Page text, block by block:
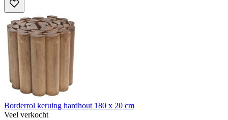
Borderrol keruing hardhout 180 x 20 cm
Veel verkocht